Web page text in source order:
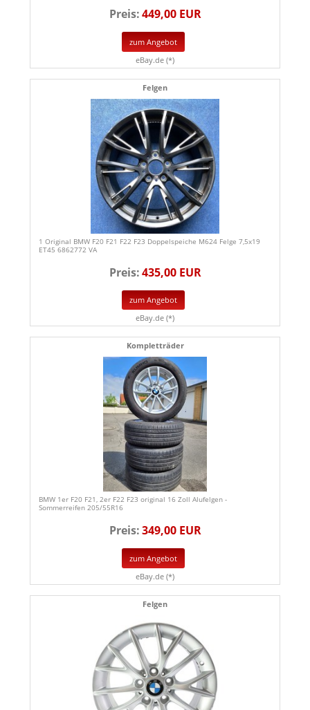
Preis:449,00 EUR
zum Angebot
eBay.de (*)
Felgen
1 Original BMW F20 F21 F22 F23 Doppelspeiche M624 Felge 7,5x19
ET45 6862772 VA
Preis:435,00 EUR
zum Angebot
eBay.de (*)
Kompletträder
BMW 1er F20 F21, 2er F22 F23 original 16 Zoll Alufelgen -
Sommerreifen 205/55R16
Preis:349,00 EUR
zum Angebot
eBay.de (*)
Felgen